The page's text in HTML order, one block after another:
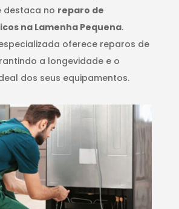
destaca no reparo de
na Lamenha Pequena.
oferece reparos de
a longevidade e o
dos seus equipamentos.